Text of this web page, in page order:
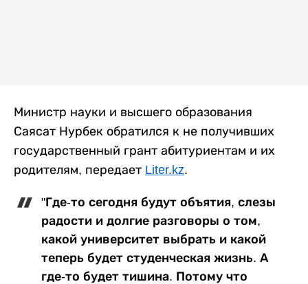
Министр науки и высшего образования
Саясат Нурбек обратился к не получивших
государственный грант абитуриентам и их
родителям, передает Liter.kz.
"Где-то сегодня будут объятия, слезы
радости и долгие разговоры о том,
какой университет выбрать и какой
теперь будет студенческая жизнь. А
где-то будет тишина. Потому что